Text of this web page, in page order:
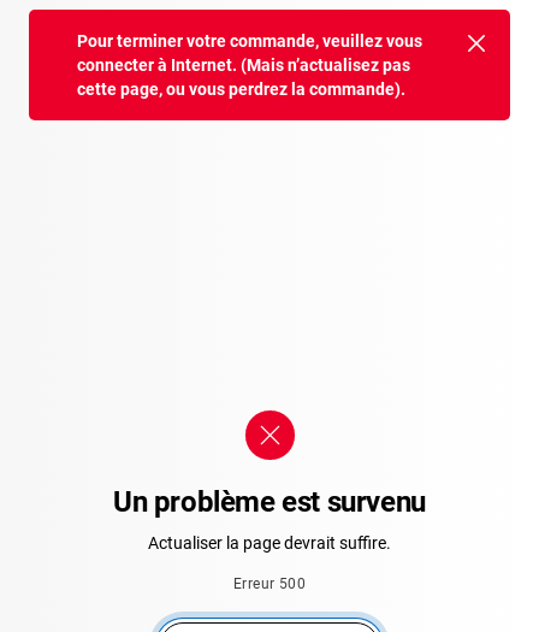
Pour terminer votre commande, veuillez vous
connecter à Internet. (Mais n’actualisez pas
cette page, ou vous perdrez la commande).
Un problème est survenu
Actualiser la page devrait suffire.
Erreur 500